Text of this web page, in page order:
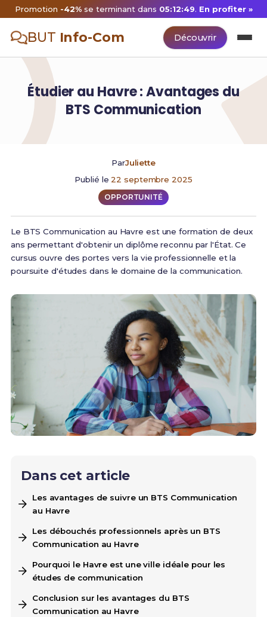
Promotion -42%se terminant dans 05:12:49. En profiter »
BUT Info-Com Découvrir
Étudier au Havre : Avantages du
BTS Communication
ParJuliette
Publié le 22 septembre 2025
OPPORTUNITÉ
Le BTS Communication au Havre est une formation de deux
ans permettant d'obtenir un diplôme reconnu par l'État. Ce
cursus ouvre des portes vers la vie professionnelle et la
poursuite d'études dans le domaine de la communication.
Dans cet article
Les avantages de suivre un BTS Communication
au Havre
Les débouchés professionnels après un BTS
Communication au Havre
Pourquoi le Havre est une ville idéale pour les
études de communication
Conclusion sur les avantages du BTS
Communication au Havre